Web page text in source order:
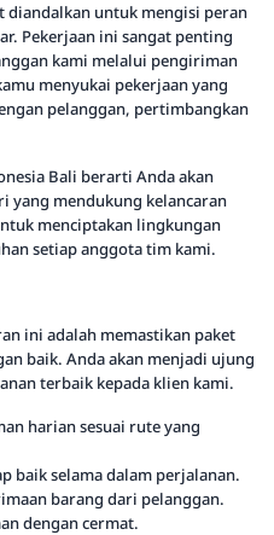
diandalkan untuk mengisi peran
Pekerjaan ini sangat penting
kami melalui pengiriman
menyukai pekerjaan yang
pelanggan, pertimbangkan
Bali berarti Anda akan
yang mendukung kelancaran
menciptakan lingkungan
setiap anggota tim kami.
ini adalah memastikan paket
baik. Anda akan menjadi ujung
terbaik kepada klien kami.
harian sesuai rute yang
baik selama dalam perjalanan.
barang dari pelanggan.
dengan cermat.